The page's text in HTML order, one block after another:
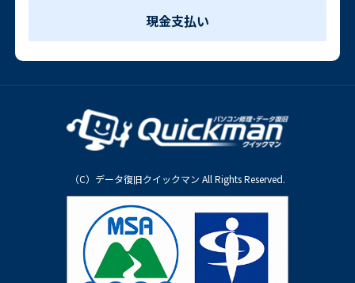
現金支払い
（C）データ復旧クイックマン All Rights Reserved.